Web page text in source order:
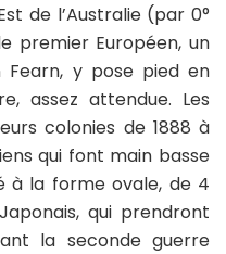
de l’Australie (par 0°
premier Européen, un
Fearn, y pose pied en
assez attendue. Les
colonies de 1888 à
qui font main basse
à la forme ovale, de 4
qui prendront
la seconde guerre